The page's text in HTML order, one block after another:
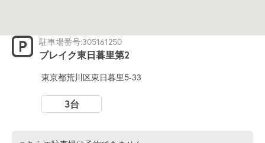
駐車場番号:305161250
ブレイク東日暮里第2
東京都荒川区東日暮里5-33
3台